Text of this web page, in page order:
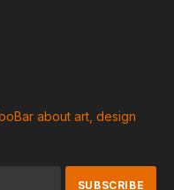
about art, design